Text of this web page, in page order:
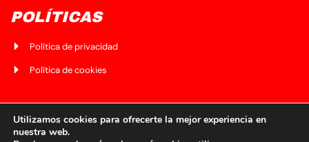
POLÍTICAS
Política de privacidad
Política de cookies
CONTÁCTANOS
Utilizamos cookies para ofrecerte la mejor experiencia en
nuestra web.